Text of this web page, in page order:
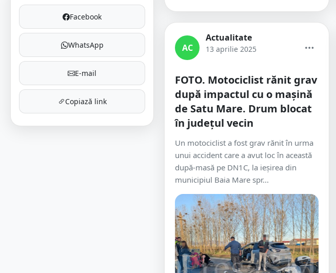
Facebook
WhatsApp
E-mail
Copiază link
AC
Actualitate
13 aprilie 2025
FOTO. Motociclist rănit grav
după impactul cu o mașină
de Satu Mare. Drum blocat
în județul vecin
Un motociclist a fost grav rănit în urma
unui accident care a avut loc în această
după-masă pe DN1C, la ieșirea din
municipiul Baia Mare spr...